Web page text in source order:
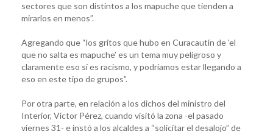
sectores que son distintos a los mapuche que tienden a
mirarlos en menos”.
Agregando que “los gritos que hubo en Curacautín de ‘el
que no salta es mapuche’ es un tema muy peligroso y
claramente eso sí es racismo, y podríamos estar llegando a
eso en este tipo de grupos”.
Por otra parte, en relación a los dichos del ministro del
Interior, Víctor Pérez, cuando visitó la zona -el pasado
viernes 31- e instó a los alcaldes a “solicitar el desalojo” de